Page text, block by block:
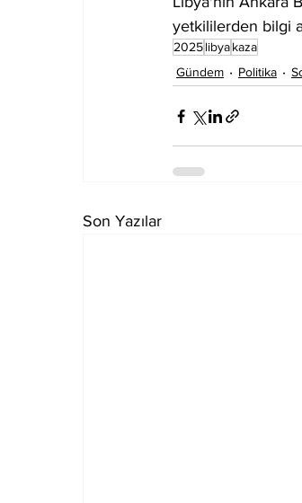
yetkililerden bilgi
2025libyakaza
Gündem
Politika
Son Yazılar